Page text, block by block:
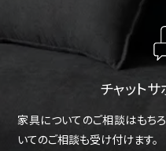
チャット
家具についてのご相談はもち
いてのご相談も受け付けます。